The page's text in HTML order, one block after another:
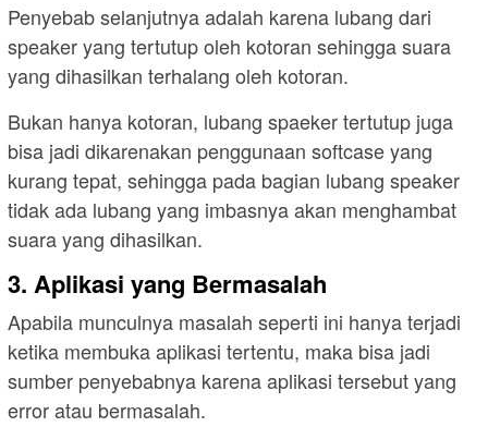
Penyebab selanjutnya adalah karena lubang dari
speaker yang tertutup oleh kotoran sehingga suara
yang dihasilkan terhalang oleh kotoran.
Bukan hanya kotoran, lubang spaeker tertutup juga
bisa jadi dikarenakan penggunaan softcase yang
kurang tepat, sehingga pada bagian lubang speaker
tidak ada lubang yang imbasnya akan menghambat
suara yang dihasilkan.
3. Aplikasi yang Bermasalah
Apabila munculnya masalah seperti ini hanya terjadi
ketika membuka aplikasi tertentu, maka bisa jadi
sumber penyebabnya karena aplikasi tersebut yang
error atau bermasalah.